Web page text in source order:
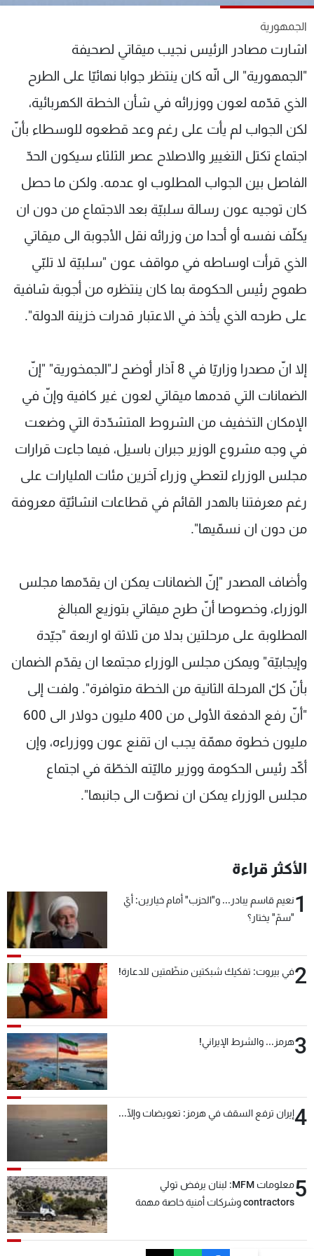
الجمهورية
اشارت مصادر الرئيس نجيب ميقاتي لصحيفة
"الجمهورية" الى انّه كان ينتظر جوابا نهائيّا على الطرح
الذي قدّمه لعون ووزرائه في شأن الخطة الكهربائية،
لكن الجواب لم يأت على رغم وعد قطعوه للوسطاء بأنّ
اجتماع تكتل التغيير والاصلاح عصر الثلثاء سيكون الحدّ
الفاصل بين الجواب المطلوب او عدمه. ولكن ما حصل
كان توجيه عون رسالة سلبيّة بعد الاجتماع من دون ان
يكلّف نفسه أو أحدا من وزرائه نقل الأجوبة الى ميقاتي
الذي قرأت اوساطه في مواقف عون "سلبيّة لا تلبّي
طموح رئيس الحكومة بما كان ينتظره من أجوبة شافية
على طرحه الذي يأخذ في الاعتبار قدرات خزينة الدولة".
إلا انّ مصدرا وزاريّا في 8 آذار أوضح لـ"الجمخورية" "إنّ
الضمانات التي قدمها ميقاتي لعون غير كافية وإنّ في
الإمكان التخفيف من الشروط المتشدّدة التي وضعت
في وجه مشروع الوزير جبران باسيل، فيما جاءت قرارات
مجلس الوزراء لتعطي وزراء آخرين مئات المليارات على
رغم معرفتنا بالهدر القائم في قطاعات انشائيّة معروفة
من دون ان نسمّيها".
وأضاف المصدر "إنّ الضمانات يمكن ان يقدّمها مجلس
الوزراء، وخصوصا أنّ طرح ميقاتي بتوزيع المبالغ
المطلوبة على مرحلتين بدلا من ثلاثة او اربعة "جيّدة
وإيجابيّة" ويمكن مجلس الوزراء مجتمعا ان يقدّم الضمان
بأنّ كلّ المرحلة الثانية من الخطة متوافرة". ولفت إلى
"أنّ رفع الدفعة الأولى من 400 مليون دولار الى 600
مليون خطوة مهمّة يجب ان تقنع عون ووزراءه، وإن
أكّد رئيس الحكومة ووزير ماليّته الخطّة في اجتماع
مجلس الوزراء يمكن ان نصوّت الى جانبها".
الأكثر قراءة
1نعيم قاسم يبادر... و"الحزب" أمام خيارين: أيّ
"سمّ" يختار؟
2في بيروت: تفكيك شبكتين منظّمتين للدعارة!
3هرمز... والشرط الإيراني!
4إيران ترفع السقف في هرمز: تعويضات وإلّا...
5
معلومات MFM: لبنان يرفض تولي
contractors وشركات أمنية خاصة مهمة
الترددات
عن MTV
لاعلاناتكم
وظائف
تواصل معنا
شروط الإسـتخدام
سياسة الخصوصية